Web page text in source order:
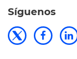
Síguenos